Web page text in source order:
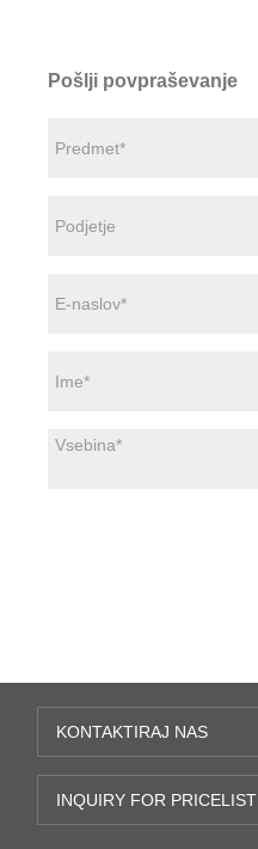
Pošlji povpraševanje
KONTAKTIRAJ NAS
INQUIRY FOR PRICELIST